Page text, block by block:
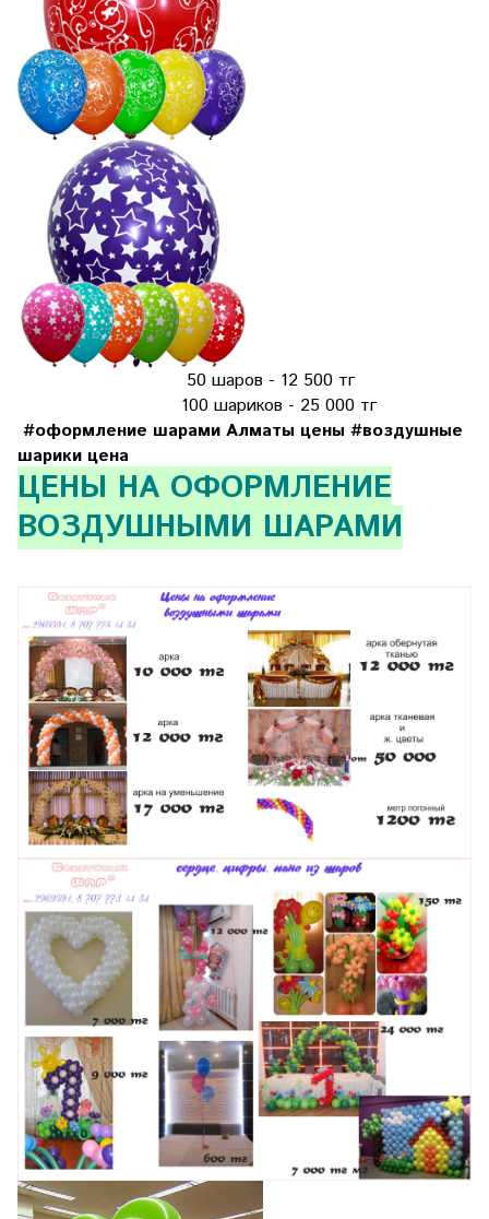
50 шаров - 12 500 тг
100 шариков - 25 000 тг
#оформление шарами Алматы цены #воздушные
шарики цена
ЦЕНЫ НА ОФОРМЛЕНИЕ
ВОЗДУШНЫМИ ШАРАМИ